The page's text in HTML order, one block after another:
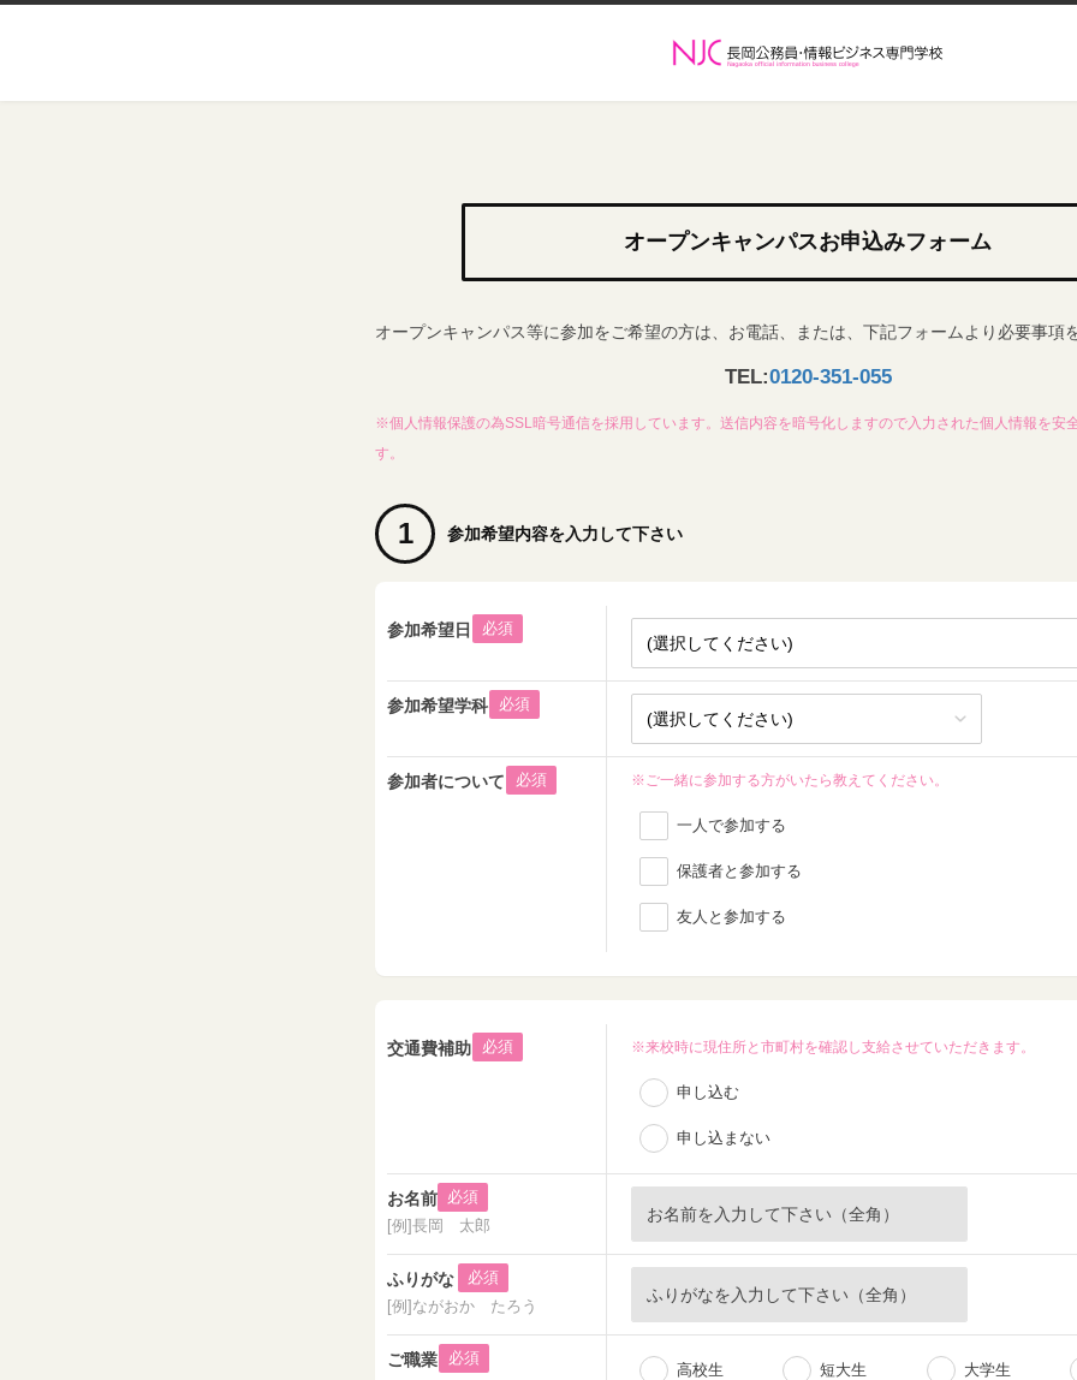
オープンキャンパスお申込みフォーム
オープンキャンパス等に参加をご希望の方は、お電話、または、下記フォームより必要事項
TEL:0120-351-055
※個人情報保護の為SSL暗号通信を採用しています。送信内容を暗号化しますので入力された個人情報を安
す。
1 参加希望内容を入力して下さい
必須
参加希望日
必須
参加希望学科
参加者について 必須 ※ご一緒に参加する方がいたら教えてください。
一人で参加する
保護者と参加する
友人と参加する
必須
交通費補助 ※来校時に現住所と市町村を確認し支給させていただきます。
申し込む
申し込まない
必須
お名前
[例]長岡 太郎
必須
ふりがな
[例]ながおか たろう
必須
ご職業
高校生 短大生 大学生